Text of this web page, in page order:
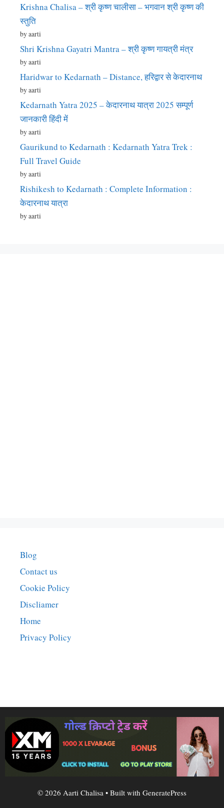
Krishna Chalisa – श्री कृष्ण चालीसा – भगवान श्री कृष्ण की
स्तुति
by aarti
Shri Krishna Gayatri Mantra – श्री कृष्ण गायत्री मंत्र
by aarti
Haridwar to Kedarnath – Distance, हरिद्वार से केदारनाथ
by aarti
Kedarnath Yatra 2025 – केदारनाथ यात्रा 2025 सम्पूर्ण
जानकारी हिंदी में
by aarti
Gaurikund to Kedarnath : Kedarnath Yatra Trek :
Full Travel Guide
by aarti
Rishikesh to Kedarnath : Complete Information :
केदारनाथ यात्रा
by aarti
Blog
Contact us
Cookie Policy
Discliamer
Home
Privacy Policy
© 2026 Aarti Chalisa • Built with GeneratePress